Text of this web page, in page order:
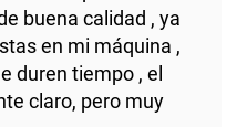
buena calidad , ya
en mi máquina ,
duren tiempo , el
claro, pero muy